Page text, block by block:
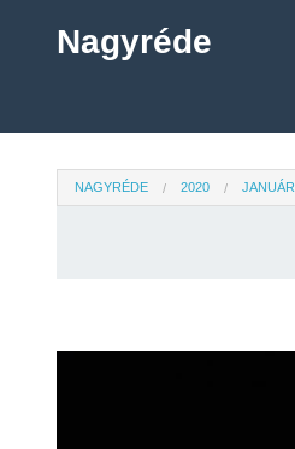
Nagyréde
NAGYRÉDE 2020 JANUÁR